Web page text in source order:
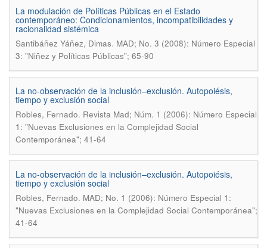
La modulación de Políticas Públicas en el Estado
contemporáneo: Condicionamientos, incompatibilidades y
racionalidad sistémica
Santibáñez Yáñez, Dimas. MAD; No. 3 (2008): Número Especial
3: "Niñez y Políticas Públicas"; 65-90
La no-observación de la inclusión–exclusión. Autopoiésis,
tiempo y exclusión social
Robles, Fernado. Revista Mad; Núm. 1 (2006): Número Especial
1: "Nuevas Exclusiones en la Complejidad Social
Contemporánea"; 41-64
La no-observación de la inclusión–exclusión. Autopoiésis,
tiempo y exclusión social
Robles, Fernado. MAD; No. 1 (2006): Número Especial 1:
"Nuevas Exclusiones en la Complejidad Social Contemporánea";
41-64